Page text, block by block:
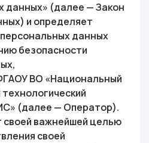
данных» (далее — Закон
и определяет
данных
безопасности
ВО «Национальный
(далее — Оператор).
своей важнейшей целью
своей